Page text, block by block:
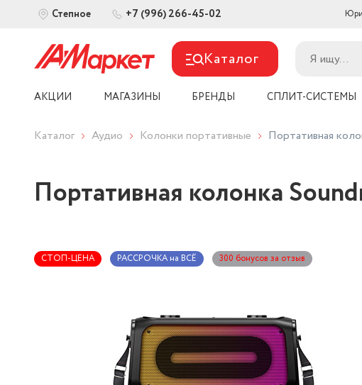
Степное +7 (996) 266-45-02
Каталог
АКЦИИ МАГАЗИНЫ БРЕНДЫ СПЛИТ-СИСТЕМЫ
Каталог Аудио Колонки портативные Портативная
Портативная колонка
СТОП-ЦЕНА РАССРОЧКА на ВСЁ 300 бонусов за отзыв